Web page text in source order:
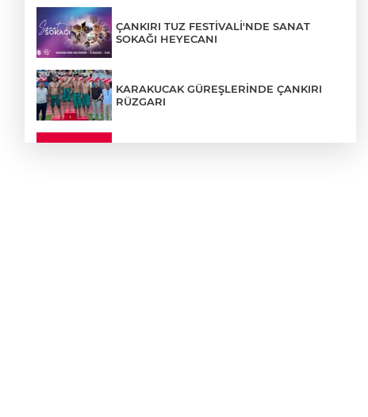
ÇANKIRI TUZ FESTİVALİ'NDE SANAT
SOKAĞI HEYECANI
KARAKUCAK GÜREŞLERİNDE ÇANKIRI
RÜZGARI